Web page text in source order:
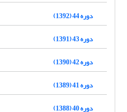
دوره 44 (1392)
دوره 43 (1391)
دوره 42 (1390)
دوره 41 (1389)
دوره 40 (1388)